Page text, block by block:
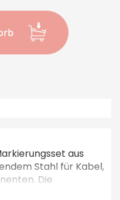
aus
Stahl für Kabel,
Die